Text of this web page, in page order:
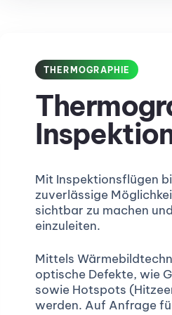
THERMOGRAPHIE
Mit Inspektionsflügen
zuverlässige
sichtbar zu machen
einzuleiten.
Mittels
optische Defekte, wie
sowie Hotspots
werden. Auf Anfrage